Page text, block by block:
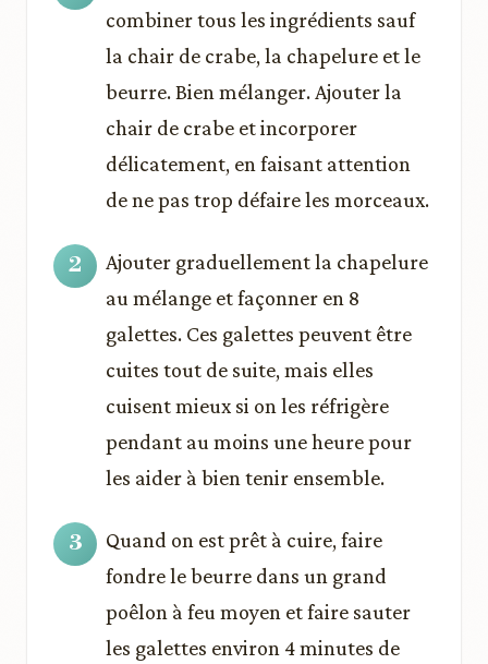
combiner tous les ingrédients sauf
la chair de crabe, la chapelure et le
beurre. Bien mélanger. Ajouter la
chair de crabe et incorporer
délicatement, en faisant attention
de ne pas trop défaire les morceaux.
Ajouter graduellement la chapelure
au mélange et façonner en 8
galettes. Ces galettes peuvent être
cuites tout de suite, mais elles
cuisent mieux si on les réfrigère
pendant au moins une heure pour
les aider à bien tenir ensemble.
Quand on est prêt à cuire, faire
fondre le beurre dans un grand
poêlon à feu moyen et faire sauter
les galettes environ 4 minutes de